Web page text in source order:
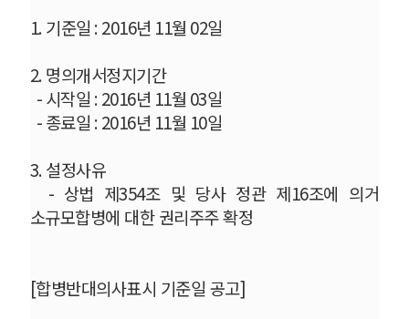
1.기준일 : 2016년 11월 02일
2.명의개서정지기간
-시작일 : 2016년 11월 03일
-종료일 : 2016년 11월 10일
3.설정사유
- 상법 제354조 및 당사 정관 제16조에 의거
소규모합병에 대한 권리주주 확정
[합병반대의사표시 기준일 공고]